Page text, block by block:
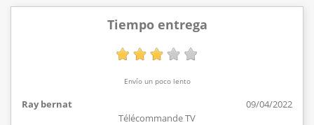
Tiempo entrega
Envío un poco lento
Ray bernat
09/04/2022
Télécommande TV